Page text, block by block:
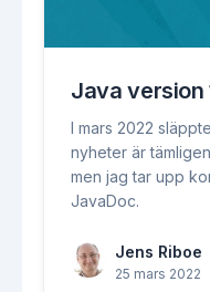
Java version
I mars 2022
nyheter är
men jag tar upp
JavaDoc.
Jens Riboe
25 mars 2022